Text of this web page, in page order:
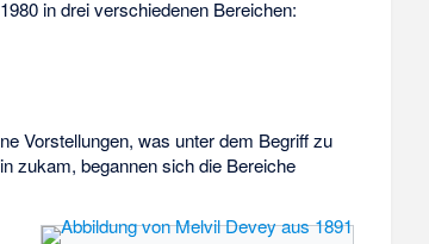
in drei verschiedenen Bereichen:
Vorstellungen, was unter dem Begriff zu
zukam, begannen sich die Bereiche